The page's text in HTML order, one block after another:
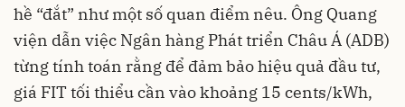
hề “đắt” như một số quan điểm nêu. Ông Quang
viện dẫn việc Ngân hàng Phát triển Châu Á (ADB)
từng tính toán rằng để đảm bảo hiệu quả đầu tư,
giá FIT tối thiểu cần vào khoảng 15 cents/kWh,